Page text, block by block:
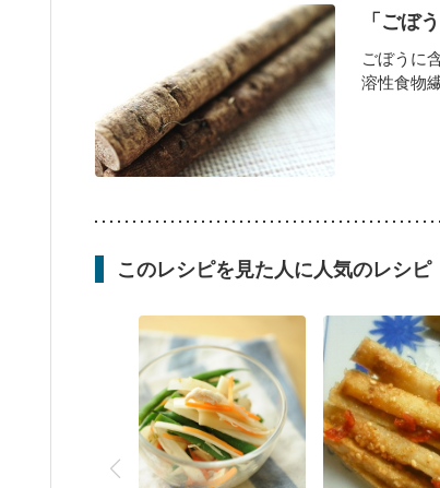
「ごぼ
ごぼうに
溶性食物
このレシピを見た人に人気のレシピ